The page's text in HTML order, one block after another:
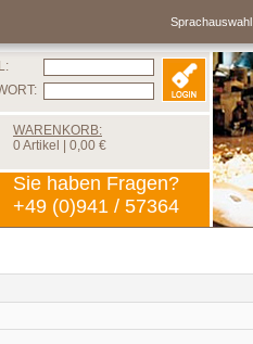
Sprachauswahl
WARENKORB:
0 Artikel | 0,00 €
Sie haben Fragen?
+49 (0)941 / 57364